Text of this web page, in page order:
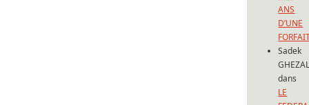
ANS
D’UNE
Sadek
dans
LE